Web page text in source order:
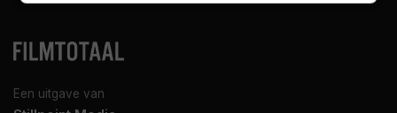
Een uitgave van